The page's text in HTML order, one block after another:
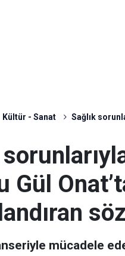
Kültür - Sanat Sağlık
Gül
mücadele